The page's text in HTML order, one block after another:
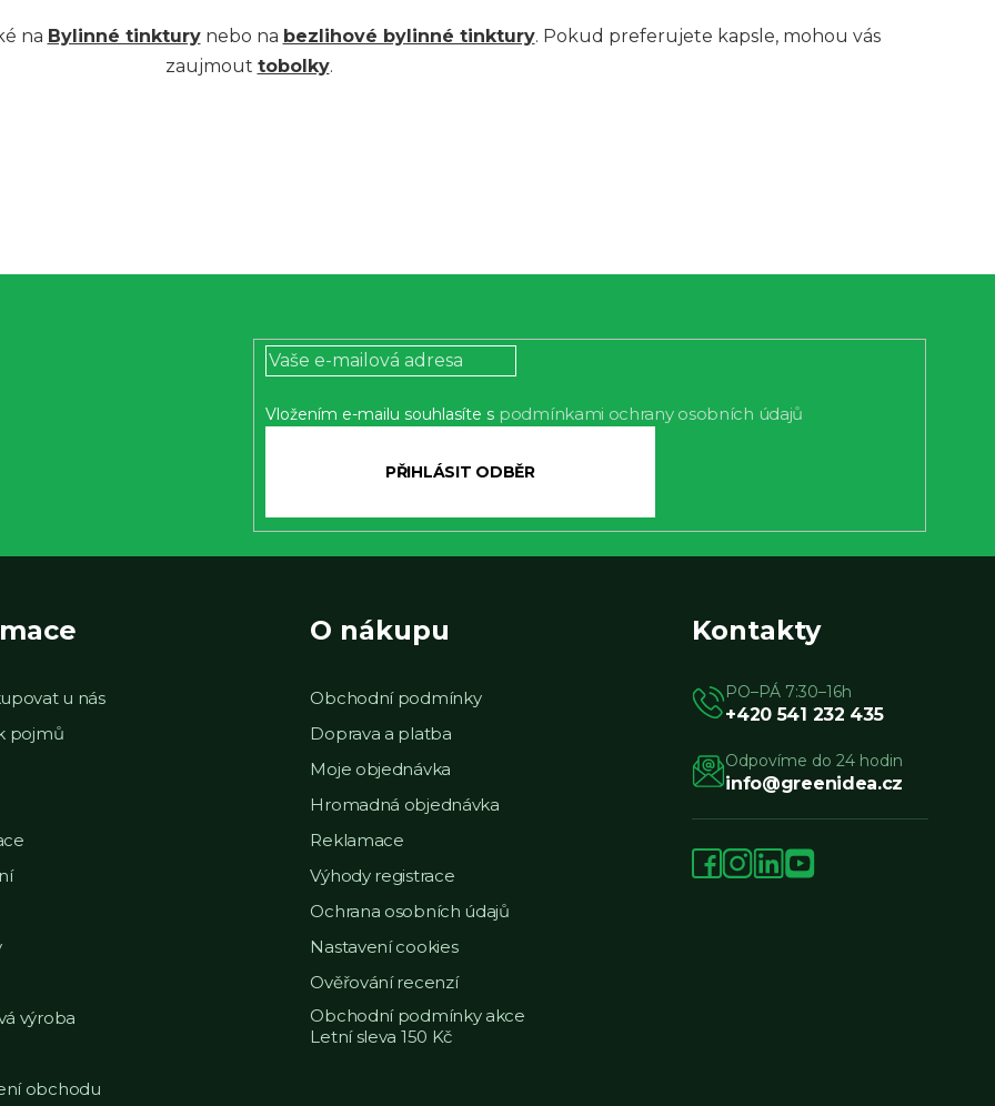
r
v
p
s
u
na Bylinné tinkturynebo na bezlihové bylinné tinktury. Pokud preferujete kapsle, mohou vás
zaujmout tobolky.
Vložením e-mailu souhlasíte s podmínkami ochrany osobních údajů
PŘIHLÁSIT
u nás
pojmů
výroba
obchodu
O nákupu
Obchodní podmínky
Doprava a platba
Moje objednávka
Hromadná objednávka
Reklamace
Výhody registrace
Ochrana osobních údajů
Nastavení cookies
Ověřování recenzí
Obchodní podmínky akce
Letní sleva 150 Kč
Kontakty
PO–PÁ 7:30–16h
+420 541 232 435
Odpovíme do 24 hodin
info@greenidea.cz